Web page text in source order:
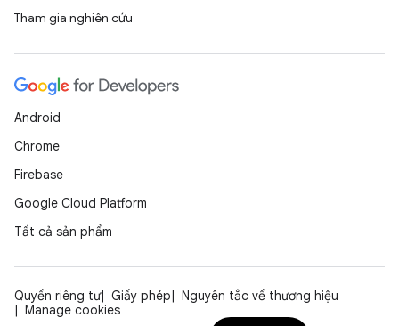
Tham gia nghiên cứu
Android
Chrome
Firebase
Google Cloud Platform
Tất cả sản phẩm
Quyền riêng tư Giấy phép
Nguyên tắc về thương hiệu
Manage cookies